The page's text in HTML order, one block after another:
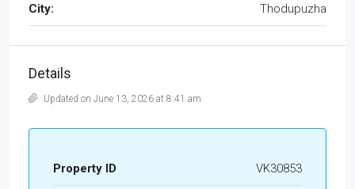
City: Thodupuzha
Details
Updated on June 13, 2026 at 8:41 am
Property ID VK30853